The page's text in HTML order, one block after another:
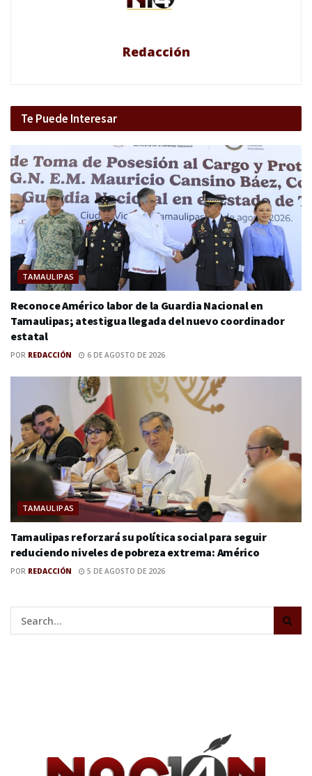
Redacción
Te Puede Interesar
TAMAULIPAS
Reconoce Américo labor de la Guardia Nacional en
Tamaulipas; atestigua llegada del nuevo coordinador
estatal
POR REDACCIÓN 6 DE AGOSTO DE 2026
TAMAULIPAS
Tamaulipas reforzará su política social para seguir
reduciendo niveles de pobreza extrema: Américo
POR REDACCIÓN 5 DE AGOSTO DE 2026